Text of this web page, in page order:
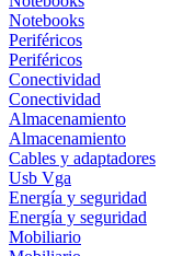
Notebooks
Periféricos
Periféricos
Conectividad
Conectividad
Almacenamiento
Almacenamiento
Cables y adaptadores
Usb Vga
Energía y seguridad
Energía y seguridad
Mobiliario